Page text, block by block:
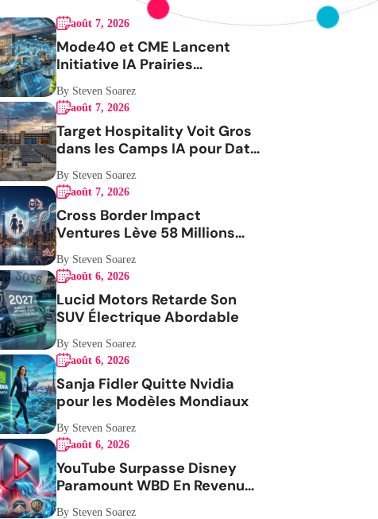
août 7, 2026
Mode40 et CME Lancent
Initiative IA Prairies
Aérospatiale
By Steven Soarez
août 7, 2026
Target Hospitality Voit Gros
dans les Camps IA pour Data
Centers
By Steven Soarez
août 7, 2026
Cross Border Impact
Ventures Lève 58 Millions
USD Pour Santé Femmes
By Steven Soarez
août 6, 2026
Lucid Motors Retarde Son
SUV Électrique Abordable
By Steven Soarez
août 6, 2026
Sanja Fidler Quitte Nvidia
pour les Modèles Mondiaux
By Steven Soarez
août 6, 2026
YouTube Surpasse Disney
Paramount WBD En Revenus
Publicitaires
By Steven Soarez